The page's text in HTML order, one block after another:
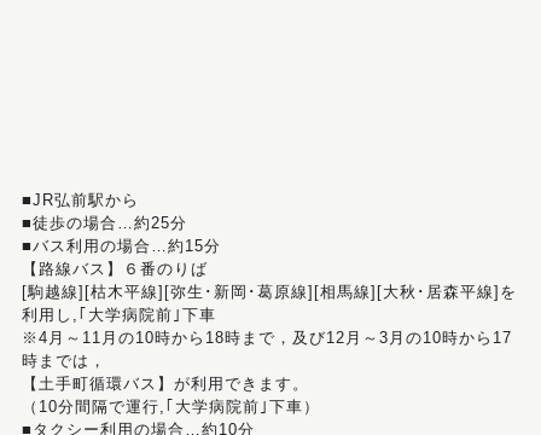
■JR弘前駅から
■徒歩の場合…約25分
■バス利用の場合…約15分
【路線バス】６番のりば
[駒越線][枯木平線][弥生･新岡･葛原線][相馬線][大秋･居森平線]を
利用し,｢大学病院前｣下車
※4月～11月の10時から18時まで，及び12月～3月の10時から17
時までは，
【土手町循環バス】が利用できます。
（10分間隔で運行,｢大学病院前｣下車）
■タクシー利用の場合…約10分